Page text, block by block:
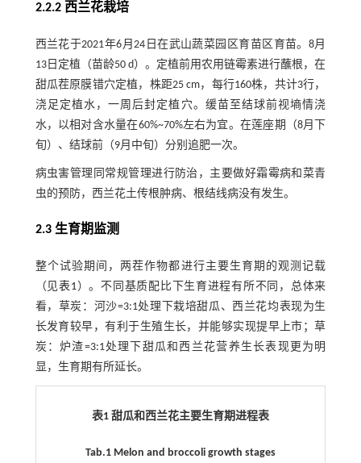
2.2.2 西兰花栽培
西兰花于2021年6月24日在武山蔬菜园区育苗区育苗。8月
13日定植（苗龄50 d）。定植前用农用链霉素进行蘸根，在
甜瓜茬原膜错穴定植，株距25 cm，每行160株，共计3行，
浇足定植水，一周后封定植穴。缓苗至结球前视墒情浇
水，以相对含水量在60%~70%左右为宜。在莲座期（8月下
旬）、结球前（9月中旬）分别追肥一次。
病虫害管理同常规管理进行防治，主要做好霜霉病和菜青
虫的预防，西兰花土传根肿病、根结线病没有发生。
2.3 生育期监测
整个试验期间，两茬作物都进行主要生育期的观测记载
（见表1）。不同基质配比下生育进程有所不同，总体来
看，草炭：河沙=3:1处理下栽培甜瓜、西兰花均表现为生
长发育较早，有利于生殖生长，并能够实现提早上市；草
炭：炉渣=3:1处理下甜瓜和西兰花营养生长表现更为明
显，生育期有所延长。
表1 甜瓜和西兰花主要生育期进程表
Tab.1 Melon and broccoli growth stages